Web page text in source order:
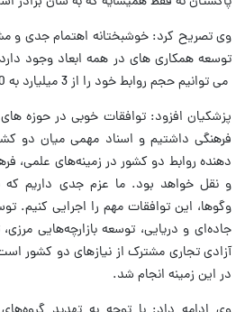
وی تصریح کرد: خوشبختانه اهتمام جدی و
توسعه همکاری های در همه ابعاد وجود
می توانیم حجم روابط خود را از 3 میلیارد به 10 میلیارد دلار ارتقاء دهیم.
پزشکیان افزود: توافقات خوبی در حوزه
فرهنگی داشتیم و اسناد مهمی میان دو
دهنده روابط دو کشور در زمینه‌های علمی،
و نقل خواهد بود. ما عزم جدی داریم که
وگوها، این توافقات مهم را اجرایی کنیم.
جاده‌ای و دریایی، توسعه بازارچه‌هایی
آزادی تجاری مشترک از نیازهای دو کشور
در این زمینه انجام شد.